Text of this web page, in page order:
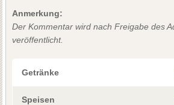
Anmerkung:
Der Kommentar wird nach Freigabe des
veröffentlicht.
Getränke
Speisen